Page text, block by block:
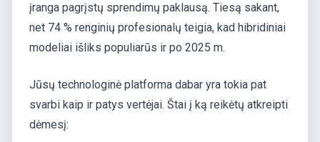
įranga pagrįstų sprendimų paklausą. Tiesą sakant,
net 74 % renginių profesionalų teigia, kad hibridiniai
modeliai išliks populiarūs ir po 2025 m.
Jūsų technologinė platforma dabar yra tokia pat
svarbi kaip ir patys vertėjai. Štai į ką reikėtų atkreipti
dėmesį: